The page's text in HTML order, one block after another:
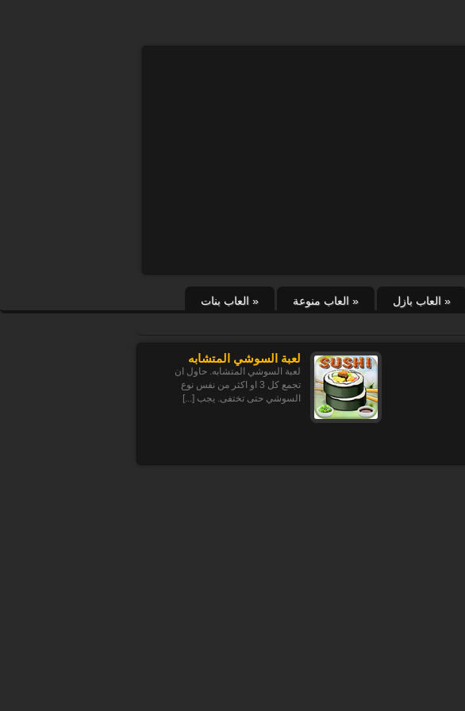
العاب بازل » العاب منوعة » العاب بنات »
لعبة السوشي المتشابه
لعبة السوشي المتشابه. حاول ان
تجمع كل 3 او اكثر من نفس نوع
السوشي حتى تختفى. يجب [...]